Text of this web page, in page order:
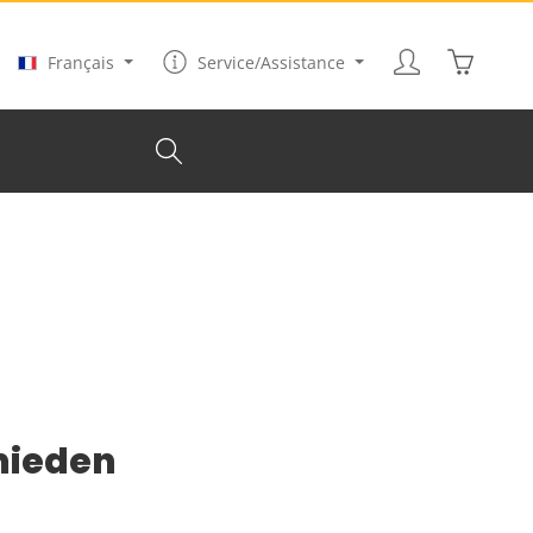
Français
Service/Assistance Le